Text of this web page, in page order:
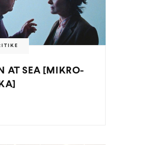
AT SEA [MIKRO-